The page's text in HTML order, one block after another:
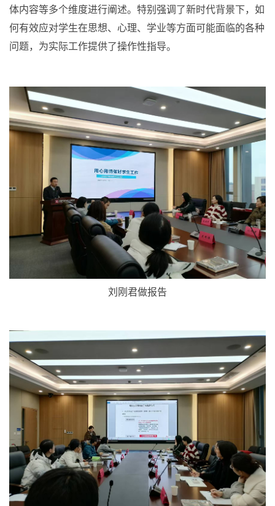
体内容等多个维度进行阐述。特别强调了新时代背景下，如
何有效应对学生在思想、心理、学业等方面可能面临的各种
问题，为实际工作提供了操作性指导。
刘刚君做报告